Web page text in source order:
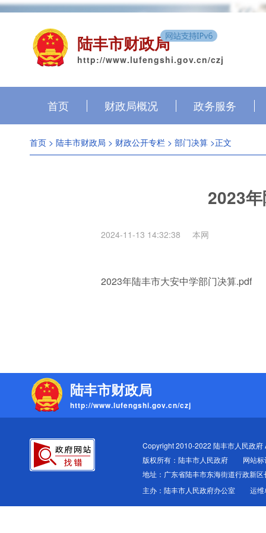
陆丰市财政局
http://www.lufengshi.gov.cn/czj
首页 财政局概况 政务服务
首页 > 陆丰市财政局 > 财政公开专栏 > 部门决算 >正文
2023
2024-11-13 14:32:38 本网
2023年陆丰市大安中学部门决算.pdf
陆丰市财政局
http://www.lufengshi.gov.cn/czj
Copyright 2010-2022 陆丰市人民政
版权所有：陆丰市人民政府
网站
地址：广东省陆丰市东海街道行政新
主办：陆丰市人民政府办公室
运维